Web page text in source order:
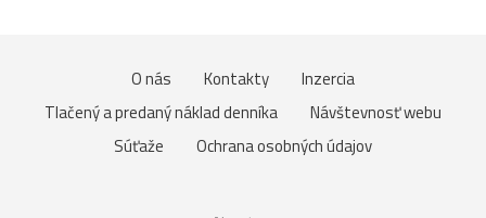
O nás Kontakty
Inzercia
Tlačený a predaný náklad denníka
Návštevnosť webu
Súťaže
Ochrana osobných údajov